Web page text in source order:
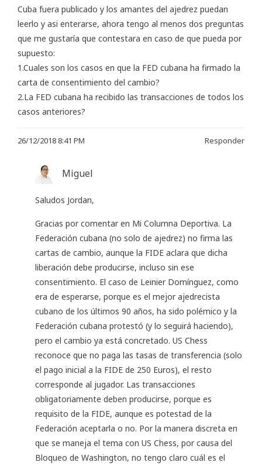
Cuba fuera publicado y los amantes del ajedrez puedan
leerlo y asi enterarse, ahora tengo al menos dos preguntas
que me gustaría que contestara en caso de que pueda por
supuesto:
1.Cuales son los casos en que la FED cubana ha firmado la
carta de consentimiento del cambio?
2.La FED cubana ha recibido las transacciones de todos los
casos anteriores?
26/12/2018 8:41 PM Responder
Miguel
Saludos Jordan,
Gracias por comentar en Mi Columna Deportiva. La
Federación cubana (no solo de ajedrez) no firma las
cartas de cambio, aunque la FIDE aclara que dicha
liberación debe producirse, incluso sin ese
consentimiento. El caso de Leinier Domínguez, como
era de esperarse, porque es el mejor ajedrecista
cubano de los últimos 90 años, ha sido polémico y la
Federación cubana protestó (y lo seguirá haciendo),
pero el cambio ya está concretado. US Chess
reconoce que no paga las tasas de transferencia (solo
el pago inicial a la FIDE de 250 Euros), el resto
corresponde al jugador. Las transacciones
obligatoriamente deben producirse, porque es
requisito de la FIDE, aunque es potestad de la
Federación aceptarla o no. Por la manera discreta en
que se maneja el tema con US Chess, por causa del
Bloqueo de Washington, no tengo claro cuál es el